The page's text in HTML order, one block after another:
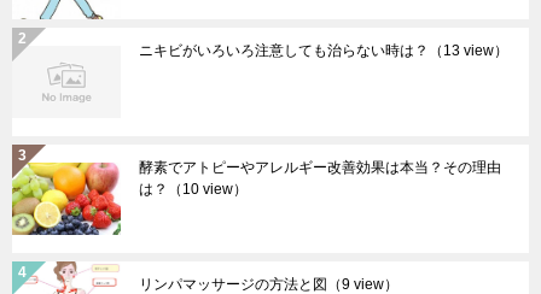
ニキビがいろいろ注意しても治らない時は？ （13 view）
酵素でアトピーやアレルギー改善効果は本当？その理由
は？
（10 view）
リンパマッサージの方法と図 （9 view）